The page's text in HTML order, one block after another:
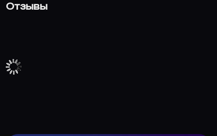
Отзывы